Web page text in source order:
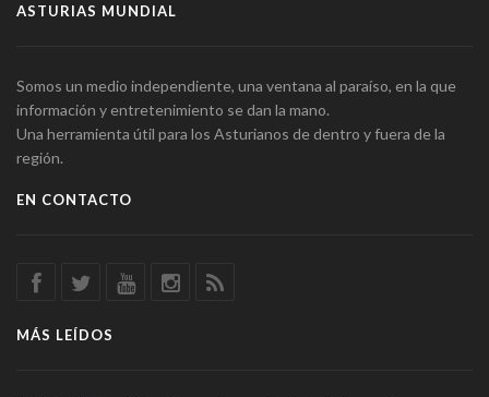
ASTURIAS MUNDIAL
Somos un medio independiente, una ventana al paraíso, en la que
información y entretenimiento se dan la mano.
Una herramienta útil para los Asturianos de dentro y fuera de la
región.
EN CONTACTO
MÁS LEÍDOS